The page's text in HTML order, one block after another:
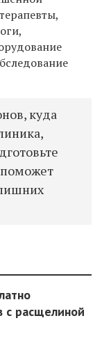
куда
с расщелиной